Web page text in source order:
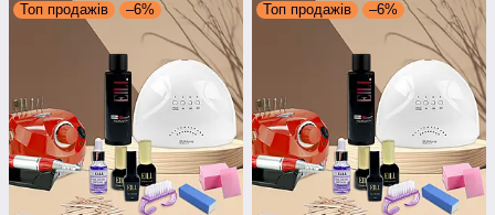
Топ продажів –6% Топ продажів –6%